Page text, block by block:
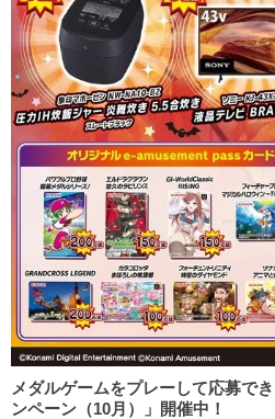
メダルゲームをプレーして応募で
ンペーン（10月）」開催中！